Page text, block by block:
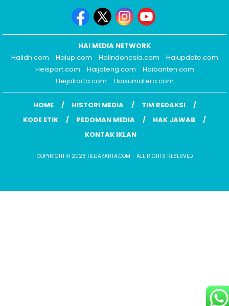
HAI MEDIA NETWORK
Haiidn.com
Haiup.com Haiindonesia.com
Haiupdate.com
Heisport.com
Haijateng.com
Haibanten.com
Heijakarta.com
Haisumatera.com
HOME HISTORI MEDIA
TIM REDAKSI
KODE ETIK
PEDOMAN MEDIA
HAK JAWAB
KONTAK IKLAN
COPYRIGHT © 2026 HEIJAKARTA.COM - ALL RIGHTS RESERVED